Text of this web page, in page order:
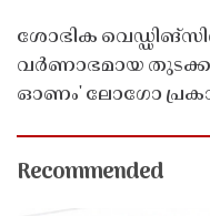
ശോഭിക
വർണാഭമായ
ഓണം' ലോഗോ
Recommended